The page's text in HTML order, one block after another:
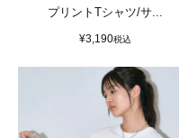
プリントTシャツ/サ...
¥3,190税込